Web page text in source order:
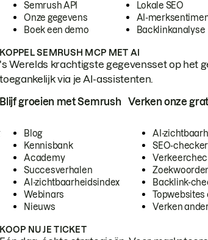
Semrush API
Onze gegevens
Boek een demo
Lokale SEO
AI-
Backlinkanalyse
KOPPEL SEMRUSH MCP MET AI
's Werelds krachtigste gegevensset op het
toegankelijk via je AI-assistenten.
Blijf groeien met Semrush
Blog
Kennisbank
Academy
Succesverhalen
AI-zichtbaarheidsindex
Webinars
Nieuws
Verken onze
AI-
SEO-checker
Backlink-
Topwebsites
Verken
KOOP NU JE TICKET